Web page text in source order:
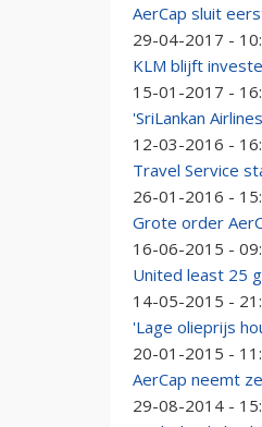
AerCap sluit
29-04-2017 -
KLM blijft
15-01-2017 -
'SriLankan
12-03-2016 -
Travel Service
26-01-2016 -
Grote order
16-06-2015 -
United least 25
14-05-2015 -
'Lage olieprijs
20-01-2015 -
AerCap neemt
29-08-2014 -